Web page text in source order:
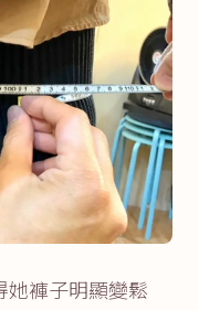
褲子明顯變鬆